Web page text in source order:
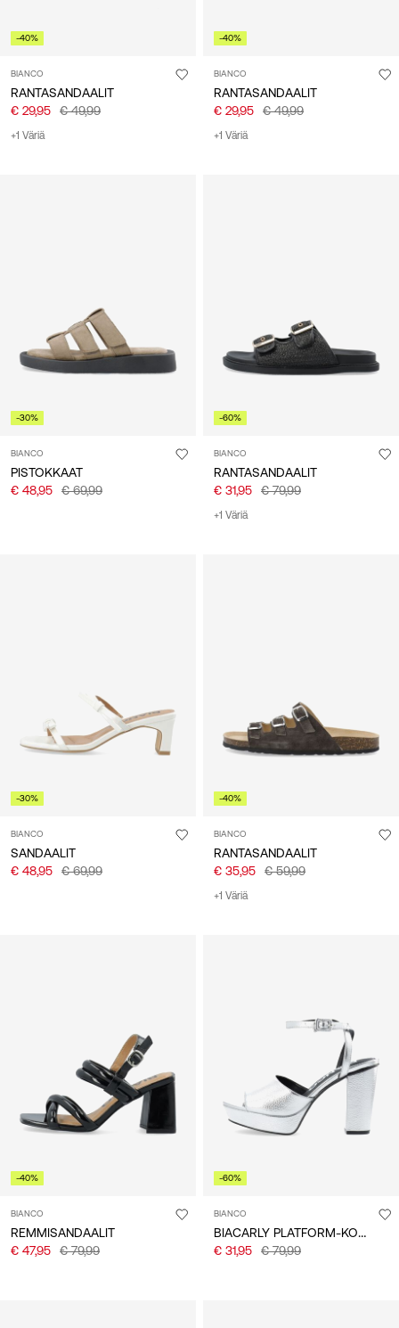
-40%
BIANCO
RANTASANDAALIT
€ 29,95
€ 49,99
+1 Väriä
-40%
BIANCO
RANTASANDAALIT
€ 29,95
€ 49,99
+1 Väriä
-30%
BIANCO
PISTOKKAAT
€ 48,95
€ 69,99
-60%
BIANCO
RANTASANDAALIT
€ 31,95
€ 79,99
+1 Väriä
-30%
BIANCO
SANDAALIT
€ 48,95
€ 69,99
-40%
BIANCO
RANTASANDAALIT
€ 35,95
€ 59,99
+1 Väriä
-40%
BIANCO
REMMISANDAALIT
€ 47,95
€ 79,99
-60%
BIANCO
BIACARLY PLATFORM-KORKOKENGÄT
€ 31,95 € 79,99